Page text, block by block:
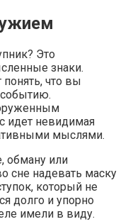
Это
знаки.
что вы
идет невидимая
мыслями.
обману или
сне надевать маску
который не
долго и упорно
имели в виду.